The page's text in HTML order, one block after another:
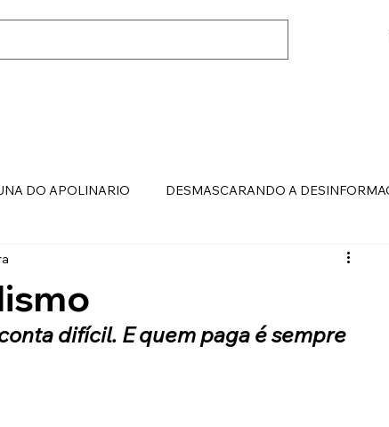
DO APOLINARIO DESMASCARANDO A
difícil. E quem paga é sempre